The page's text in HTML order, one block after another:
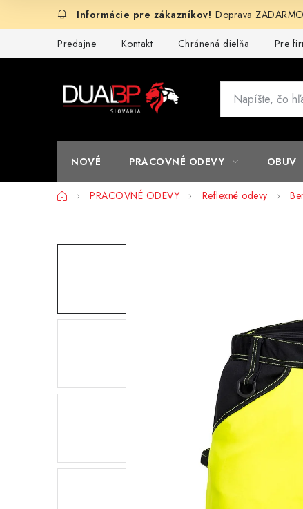
Doprava
Predajne Kontakt Chránená dielňa Pre
NOVÉ PRACOVNÉ ODEVY OBUV
DomovPRACOVNÉ ODEVY Reflexné odevy